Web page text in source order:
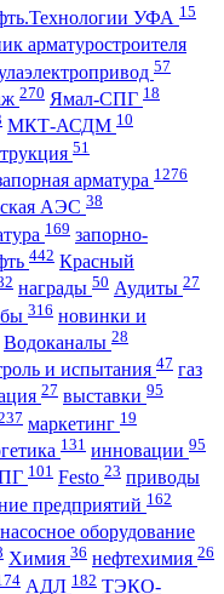
УФА 15
арматуростроителя
57
270 Ямал-СПГ 18
МКТ-АСДМ 10
51
арматура 1276
АЭС 38
169 запорно-
442 Красный
награды 50 Аудиты 27
316 новинки и
Водоканалы 28
и испытания 47 газ
27 выставки 95
маркетинг 19
131 инновации 95
101 Festo 23 приводы
предприятий 162
насосное оборудование
Химия 36 нефтехимия 26
АДЛ 182 ТЭКО-